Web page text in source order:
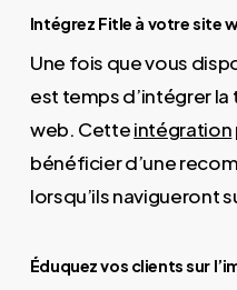
Intégrez Fitle à votre site
Une fois que vous
est temps d’intégrer
web. Cetteintégration
bénéficier d’une
lorsqu’ils navigueront
Éduquez vos clients sur